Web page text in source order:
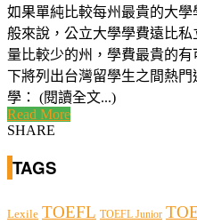
如果單純比較每州最貴的大
般來說，公立大學學費遠比
量比較少的州，學費最貴的
下將列出台灣留學生之間熱
學： (閱讀全文...)
Read More
SHARE
TAGS
Lexile TOEFL TOEFL Junior